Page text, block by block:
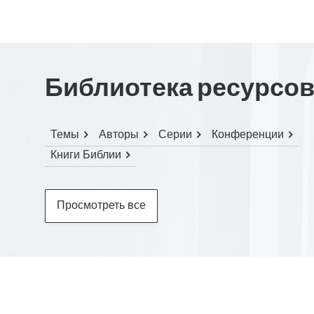
Библиотека ресурсов
Темы Авторы Серии
Конференции
Книги Библии
Просмотреть все